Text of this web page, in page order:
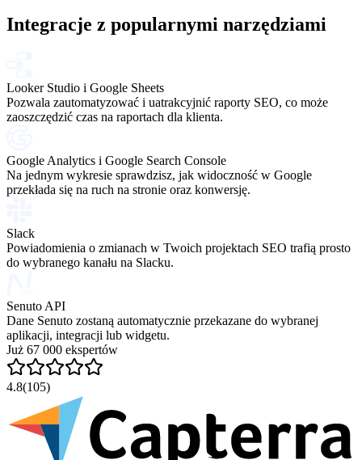
Integracje z popularnymi narzędziami
Looker Studio i Google Sheets
Pozwala zautomatyzować i uatrakcyjnić raporty SEO, co może
zaoszczędzić czas na raportach dla klienta.
Google Analytics i Google Search Console
Na jednym wykresie sprawdzisz, jak widoczność w Google
przekłada się na ruch na stronie oraz konwersję.
Slack
Powiadomienia o zmianach w Twoich projektach SEO trafią prosto
do wybranego kanału na Slacku.
Senuto API
Dane Senuto zostaną automatycznie przekazane do wybranej
aplikacji, integracji lub widgetu.
Już 67 000 ekspertów
4.8(105)